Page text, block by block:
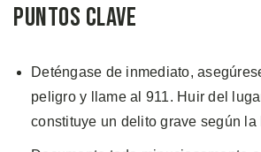
Puntos Clave
Deténgase de inmediato,
peligro y llame al 911. Huir del
constituye un delito grave según la